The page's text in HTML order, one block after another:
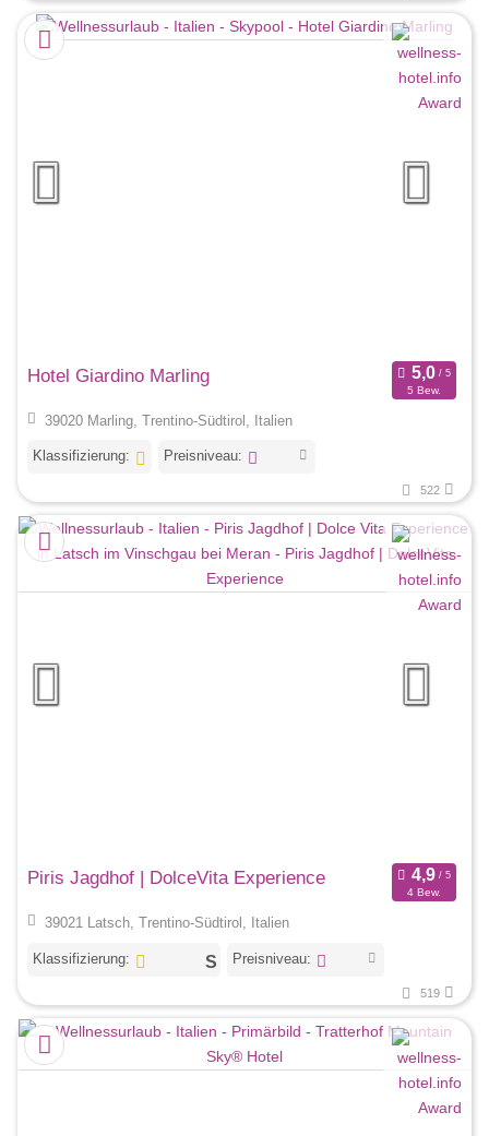
Hotel Giardino Marling
5 Bew.
39020 Marling, Trentino-Südtirol, Italien
Klassifizierung: Preisniveau:
522
Piris Jagdhof | DolceVita Experience
4 Bew.
39021 Latsch, Trentino-Südtirol, Italien
Klassifizierung: Preisniveau:
519